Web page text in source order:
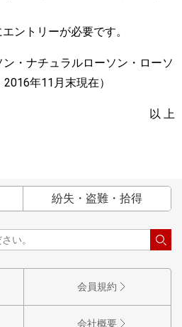
ントリーが必要です。
・ナチュラルローソン・ローソ
年11月末現在）
以 上
紛失・盗難・拾得
会員規約
会社概要